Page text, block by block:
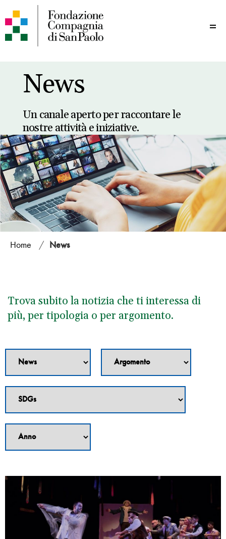
News
Un canale aperto per raccontare le
nostre attività e iniziative.
Home / News
Trova subito la notizia che ti interessa di
più, per tipologia o per argomento.